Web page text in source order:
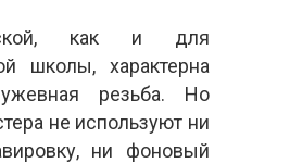
как и для
школы, характерна
резьба. Но
не используют ни
ни фоновый